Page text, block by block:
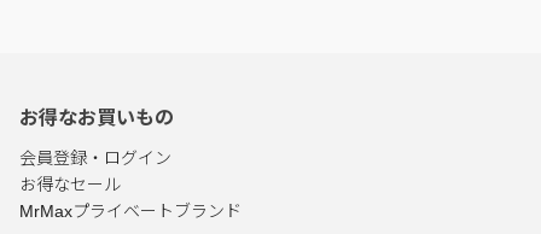
お得なお買いもの
会員登録・ログイン
お得なセール
MrMaxプライベートブランド